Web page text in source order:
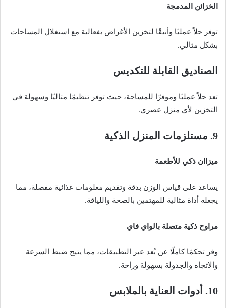
الخزائن المدمجة
توفر حلاً عمليًا وأنيقًا لتخزين الأغراض بفعالية مع استغلال المساحات
بشكل مثالي.
الصناديق القابلة للتكديس
تعد حلاً عمليًا وموفرًا للمساحة، حيث توفر تنظيمًا مثاليًا وسهولة في
التخزين لأي منزل عصري.
9. مستلزمات المنزل الذكية
ميزاان ذكي للأطعمة
يساعد على قياس الوزن بدقة وتقديم معلومات غذائية مفصلة، مما
يجعله أداة مثالية للمهتمين بالصحة واللياقة.
مراوح ذكية متصلة بالواي فاي
وفر تحكمًا كاملًا عن بُعد عبر التطبيقات، مما يتيح ضبط السرعة
والاتجاه والجدولة بسهولة وراحة.
10. أدوات العناية بالملابس